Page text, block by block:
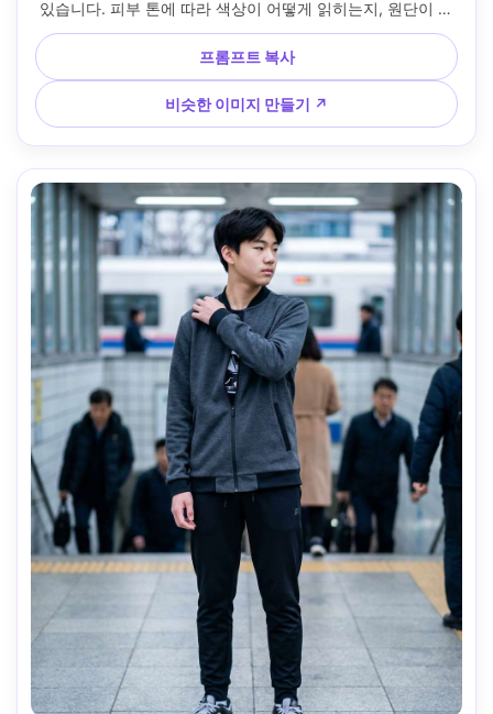
있습니다. 피부 톤에 따라 색상이 어떻게 읽히는지, 원단이 소
매에 어떻게 떨어지는지 강조하세요. 실내 의식장, 확산 창문
조명, 캐논 R6, 50mm f/1.4, 수직 전신, 부드러운 미소, 현실적
인 직물 직조, 자연 그림자 --ar 4:5
프롬프트 복사
비슷한 이미지 만들기 ↗